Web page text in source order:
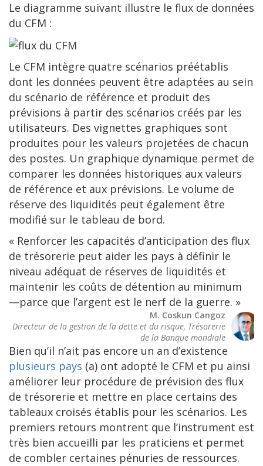
Le diagramme suivant illustre le flux de données
du CFM :
Le CFM intègre quatre scénarios préétablis
dont les données peuvent être adaptées au sein
du scénario de référence et produit des
prévisions à partir des scénarios créés par les
utilisateurs. Des vignettes graphiques sont
produites pour les valeurs projetées de chacun
des postes. Un graphique dynamique permet de
comparer les données historiques aux valeurs
de référence et aux prévisions. Le volume de
réserve des liquidités peut également être
modifié sur le tableau de bord.
« Renforcer les capacités d’anticipation des flux
de trésorerie peut aider les pays à définir le
niveau adéquat de réserves de liquidités et
maintenir les coûts de détention au minimum
—parce que l’argent est le nerf de la guerre. »
M. Coskun Cangoz
Directeur de la gestion de la dette et du risque, Trésorerie
de la Banque mondiale
Bien qu’il n’ait pas encore un an d’existence
plusieurs pays (a) ont adopté le CFM et pu ainsi
améliorer leur procédure de prévision des flux
de trésorerie et mettre en place certains des
tableaux croisés établis pour les scénarios. Les
premiers retours montrent que l’instrument est
très bien accueilli par les praticiens et permet
de combler certaines pénuries de ressources.